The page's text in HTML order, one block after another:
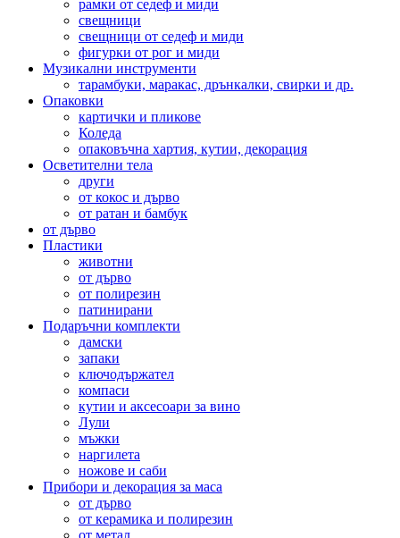
рамки от седеф и миди
свещници
свещници от седеф и миди
фигурки от рог и миди
Музикални инструменти
тарамбуки, маракас, дрънкалки, свирки и др.
Опаковки
картички и пликове
Коледа
опаковъчна хартия, кутии, декорация
Осветителни тела
други
от кокос и дърво
от ратан и бамбук
от дърво
Пластики
животни
от дърво
от полирезин
патинирани
Подаръчни комплекти
дамски
запаки
ключодържател
компаси
кутии и аксесоари за вино
Лули
мъжки
наргилета
ножове и саби
Прибори и декорация за маса
от дърво
от керамика и полирезин
от метал